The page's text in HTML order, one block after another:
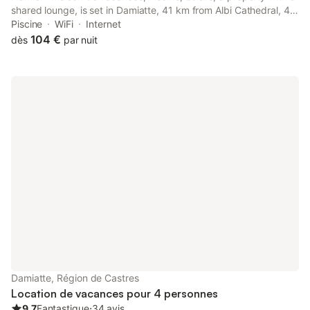
shared lounge, is set in Damiatte, 41 km from Albi Cathedral, 41
km from Toulouse-Lautrec Museum, as well as 27 km from Goya
Museum.
Piscine WiFi
Internet
dès 104 € par nuit
Damiatte, Région de Castres
Location de vacances pour 4 personnes